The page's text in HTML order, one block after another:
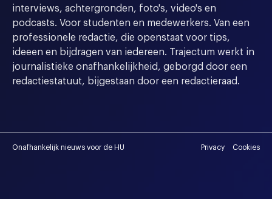
interviews, achtergronden, foto's, video's en
podcasts. Voor studenten en medewerkers. Van een
professionele redactie, die openstaat voor tips,
ideeen en bijdragen van iedereen. Trajectum werkt in
journalistieke onafhankelijkheid, geborgd door een
redactiestatuut, bijgestaan door een redactieraad.
Onafhankelijk nieuws voor de HU Privacy Cookies